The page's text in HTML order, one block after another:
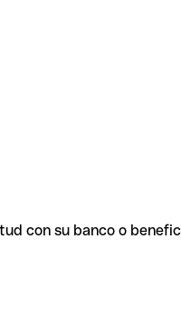
con su banco o